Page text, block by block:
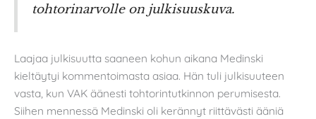
tohtorinarvolle on julkisuuskuva.
Laajaa julkisuutta saaneen kohun aikana Medinski
kieltäytyi kommentoimasta asiaa. Hän tuli julkisuuteen
vasta, kun VAK äänesti tohtorintutkinnon perumisesta.
Siihen mennessä Medinski oli kerännyt riittävästi ääniä